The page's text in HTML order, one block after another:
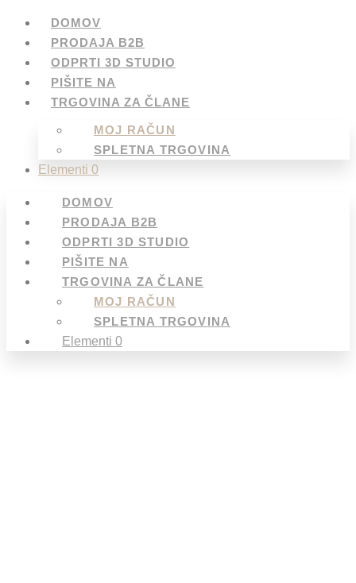
DOMOV
PRODAJA B2B
ODPRTI 3D STUDIO
PIŠITE NA
TRGOVINA ZA ČLANE
MOJ RAČUN
SPLETNA TRGOVINA
Elementi 0
DOMOV
PRODAJA B2B
ODPRTI 3D STUDIO
PIŠITE NA
TRGOVINA ZA ČLANE
MOJ RAČUN
SPLETNA TRGOVINA
Elementi 0